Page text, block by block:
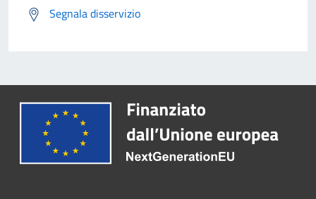
Segnala disservizio